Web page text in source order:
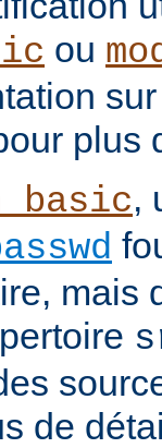
ou
plus
,
mais
de